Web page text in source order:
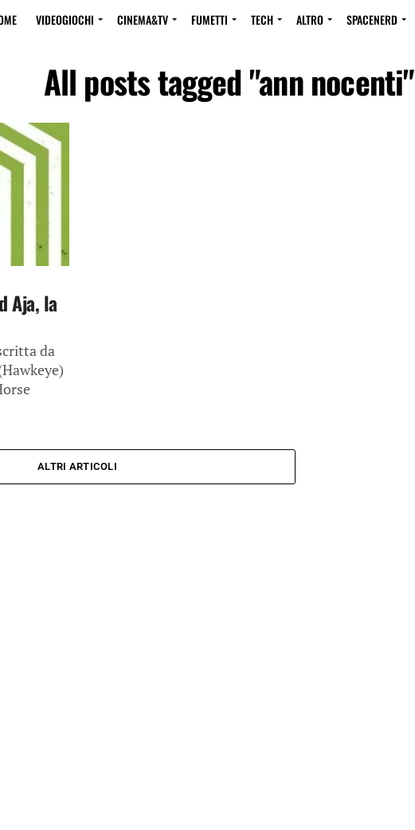
VIDEOGIOCHI CINEMA&TV FUMETTI TECH ALTRO SPACENERD
All posts tagged "ann nocenti"
Aja, la
da
ALTRI ARTICOLI